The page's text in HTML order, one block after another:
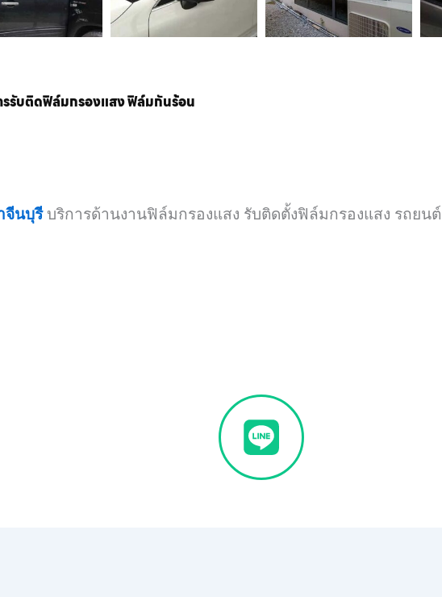
รับติดฟิล์มกรองแสง ฟิล์มกันร้อน
จีนบุรีบริการด้านงานฟิล์มกรองแสง รับติดตั้งฟิล์มกรองแสง รถย